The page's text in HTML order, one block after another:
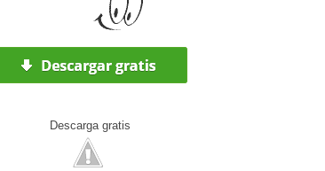
Descarga gratis